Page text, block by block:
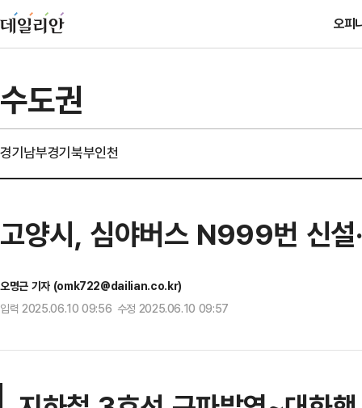
오피
수도권
경기남부경기북부인천
고양시, 심야버스 N999번 신설
오명근 기자 (omk722@dailian.co.kr)
입력 2025.06.10 09:56 수정 2025.06.10 09:57